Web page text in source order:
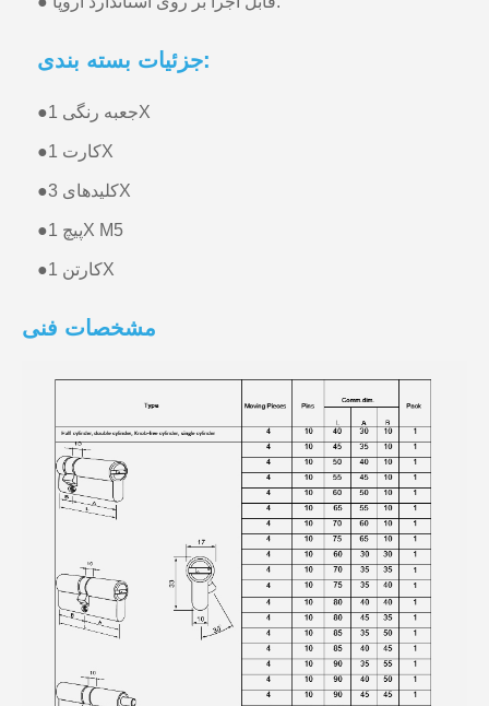
جزئیات بسته بندی:
● جعبه رنگی 1X
● کارت 1X
● کلیدهای 3X
● پیچ 1X M5
● کارتن 1X
مشخصات فنی